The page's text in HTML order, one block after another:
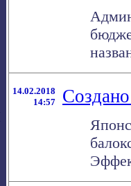
14.02.2018
14:57